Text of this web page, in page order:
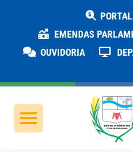
EMENDAS
OUVIDORIA